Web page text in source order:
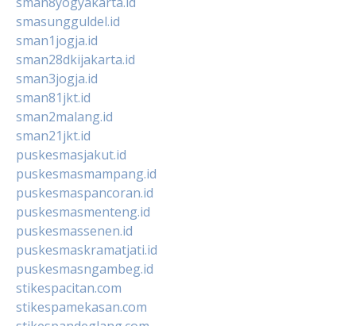
smasungguldel.id
sman1jogja.id
sman28dkijakarta.id
sman3jogja.id
sman81jkt.id
sman2malang.id
sman21jkt.id
puskesmasjakut.id
puskesmasmampang.id
puskesmaspancoran.id
puskesmasmenteng.id
puskesmassenen.id
puskesmaskramatjati.id
puskesmasngambeg.id
stikespacitan.com
stikespamekasan.com